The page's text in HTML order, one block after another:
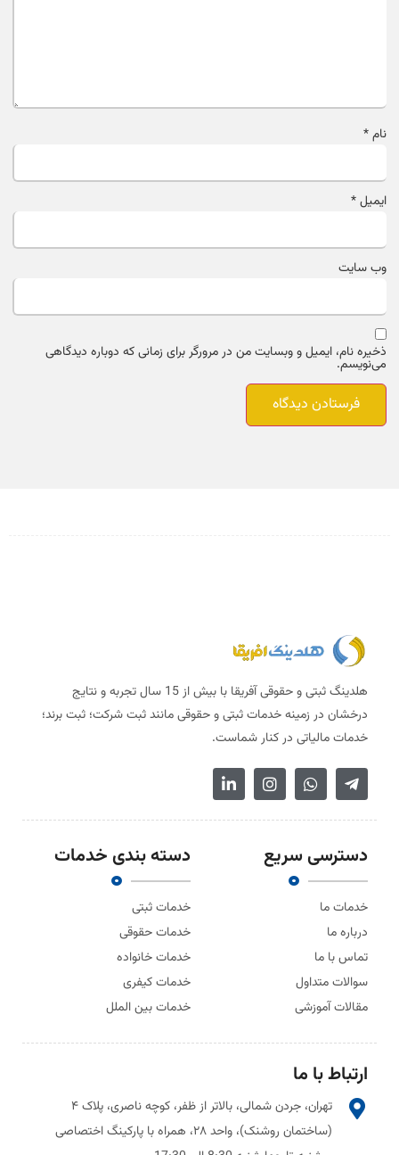
نام*
ایمیل*
وب‌ سایت
ذخیره نام، ایمیل و وبسایت من در مرورگر برای زمانی که دوباره دیدگاهی
می‌نویسم.
هلدینگ ثبتی و حقوقی آفریقا با بیش از 15 سال تجربه و نتایج
درخشان در زمینه خدمات ثبتی و حقوقی مانند ثبت شرکت؛ ثبت برند؛
خدمات مالیاتی در کنار شماست.
دسترسی سریع
خدمات ما
درباره ما
تماس با ما
سوالات متداول
مقالات آموزشی
دسته بندی خدمات
خدمات ثبتی
خدمات حقوقی
خدمات خانواده
خدمات کیفری
خدمات بین الملل
ارتباط با ما
تهران، جردن شمالی، بالاتر از ظفر، کوچه ناصری، پلاک ۴
(ساختمان روشنک)، واحد ۲۸، همراه با پارکینگ اختصاصی